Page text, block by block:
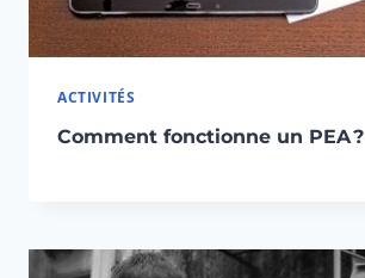
ACTIVITÉS
Comment fonctionne un PEA ?